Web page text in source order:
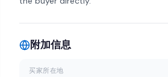
自 Malaysia 的买家吗?
册并已升级的供应商可访问买家的联
附加信息
买家所在地